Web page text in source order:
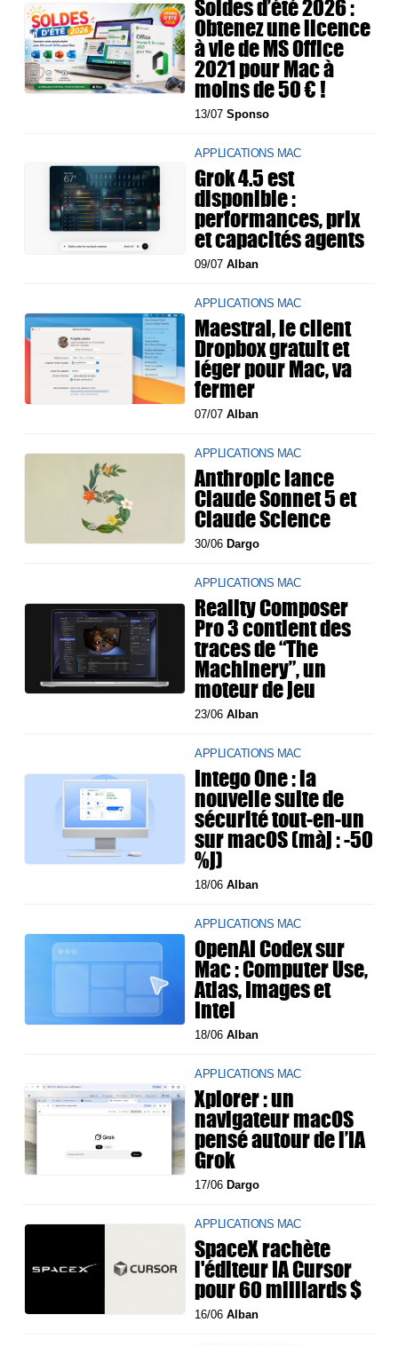
Soldes d’été 2026 :
Obtenez une licence
à vie de MS Office
2021 pour Mac à
moins de 50 € !
13/07Sponso
APPLICATIONS MAC
Grok 4.5 est
disponible :
performances, prix
et capacités agents
09/07Alban
APPLICATIONS MAC
Maestral, le client
Dropbox gratuit et
léger pour Mac, va
fermer
07/07Alban
APPLICATIONS MAC
Anthropic lance
Claude Sonnet 5 et
Claude Science
30/06 Dargo
APPLICATIONS MAC
Reality Composer
Pro 3 contient des
traces de “The
Machinery”, un
moteur de jeu
23/06Alban
APPLICATIONS MAC
Intego One : la
nouvelle suite de
sécurité tout-en-un
sur macOS (màj : -50
%j)
18/06Alban
APPLICATIONS MAC
OpenAI Codex sur
Mac : Computer Use,
Atlas, Images et
Intel
18/06Alban
APPLICATIONS MAC
Xplorer : un
navigateur macOS
pensé autour de l’IA
Grok
17/06 Dargo
APPLICATIONS MAC
SpaceX rachète
l'éditeur IA Cursor
pour 60 milliards $
16/06Alban